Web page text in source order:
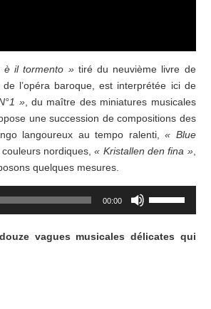
è il tormento »tiré du neuvième livre de
l’opéra baroque, est interprétée ici de
», du maître des miniatures musicales
une succession de compositions des
langoureux au tempo ralenti,« Blue
couleurs nordiques,« Kristallen den fina »,
quelques mesures.
00:00
haut/bas
vagues musicales délicates qui